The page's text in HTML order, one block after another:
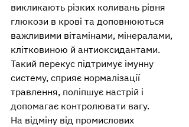
викликають різких коливань рівня
глюкози в крові та доповнюються
важливими вітамінами, мінералами,
клітковиною й антиоксидантами.
Такий перекус підтримує імунну
систему, сприяє нормалізації
травлення, поліпшує настрій і
допомагає контролювати вагу.
На відміну від промислових